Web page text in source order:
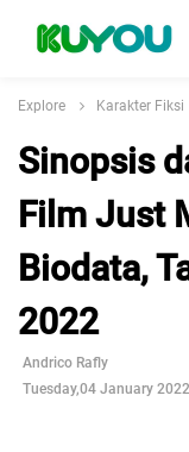
Explore Karakter Fiksi
Sinopsis
Film Just
Biodata,
2022
Andrico Rafly
Tuesday,04 January